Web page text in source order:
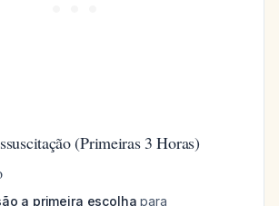
(Primeiras 3 Horas)
a primeira escolha para